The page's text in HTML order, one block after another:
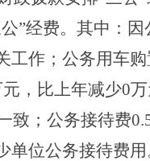
公”经费。其中：
工作 ；公务用车
，比上年减少0
致 ；公务接待费
单位公务接待费用